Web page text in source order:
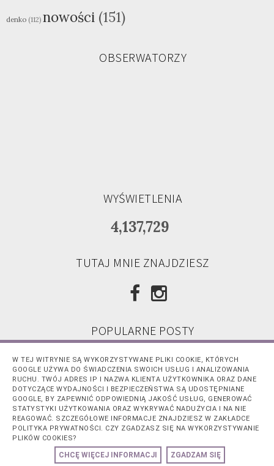
denko (112) nowości (151)
OBSERWATORZY
WYŚWIETLENIA
4,137,729
TUTAJ MNIE ZNAJDZIESZ
POPULARNE POSTY
Płynny podkład HD Liquid Coverage
Foundation 010 Light Beige - Catrice
Cześć, Chociaż na co dzień wybieram lżejsze
podkłady typu Fit Me, w okresie gdy moja
twarz jest w gorszej kondycji...
Horoskop chiński.
Cześć ;) Horoskopy to temat rzeka, jest ich
tak wiele. Wierzycie w nie? Nie ukrywam,że
sama lubię je czytać, zazwyczaj...
W TEJ WITRYNIE SĄ WYKORZYSTYWANE PLIKI COOKIE, KTÓRYCH
GOOGLE UŻYWA DO ŚWIADCZENIA SWOICH USŁUG I ANALIZOWANIA
RUCHU. TWÓJ ADRES IP I NAZWA KLIENTA UŻYTKOWNIKA ORAZ DANE
DOTYCZĄCE WYDAJNOŚCI I BEZPIECZEŃSTWA SĄ UDOSTĘPNIANE
GOOGLE, BY ZAPEWNIĆ ODPOWIEDNIĄ JAKOŚĆ USŁUG, GENEROWAĆ
STATYSTYKI UŻYTKOWANIA ORAZ WYKRYWAĆ NADUŻYCIA I NA NIE
REAGOWAĆ. SZCZEGÓŁOWE INFORMACJE ZNAJDZIESZ W ZAKŁADCE
POLITYKA PRYWATNOŚCI. CZY ZGADZASZ SIĘ NA WYKORZYSTYWANIE
PLIKÓW COOKIES?
CHCĘ WIĘCEJ INFORMACJI ZGADZAM SIĘ